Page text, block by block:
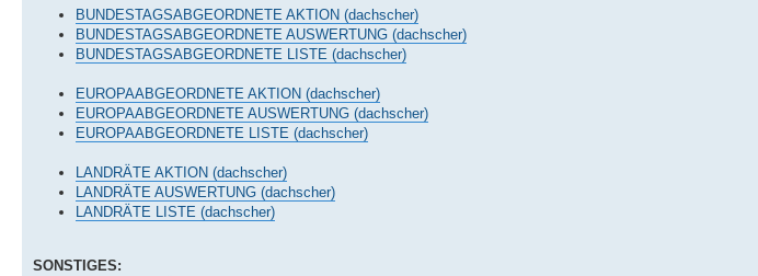
BUNDESTAGSABGEORDNETE AKTION (dachscher)
BUNDESTAGSABGEORDNETE AUSWERTUNG (dachscher)
BUNDESTAGSABGEORDNETE LISTE (dachscher)
EUROPAABGEORDNETE AKTION (dachscher)
EUROPAABGEORDNETE AUSWERTUNG (dachscher)
EUROPAABGEORDNETE LISTE (dachscher)
LANDRÄTE AKTION (dachscher)
LANDRÄTE AUSWERTUNG (dachscher)
LANDRÄTE LISTE (dachscher)
SONSTIGES: